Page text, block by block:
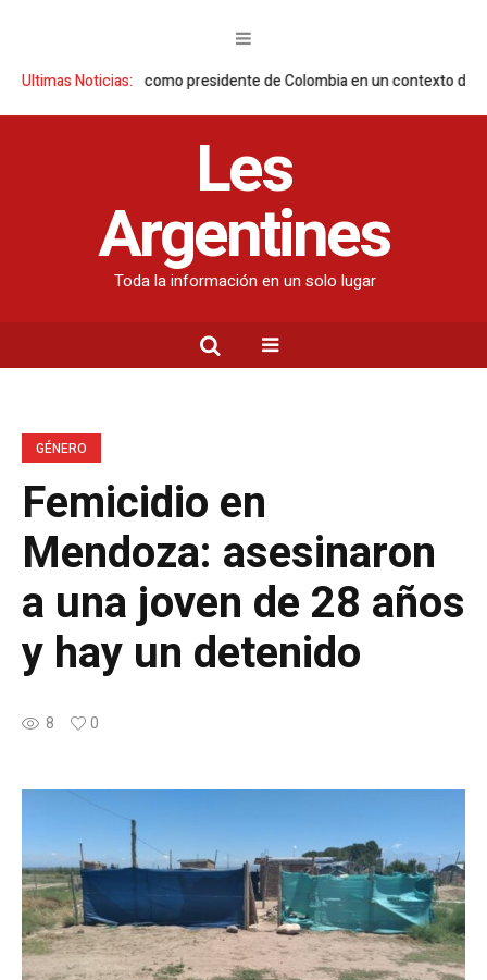
Ultimas Noticias:
posesión como presidente de Colombia en un contexto de conflicto
Les
Argentines
Toda la información en un solo lugar
GÉNERO
Femicidio en
Mendoza: asesinaron
a una joven de 28 años
y hay un detenido
8 0